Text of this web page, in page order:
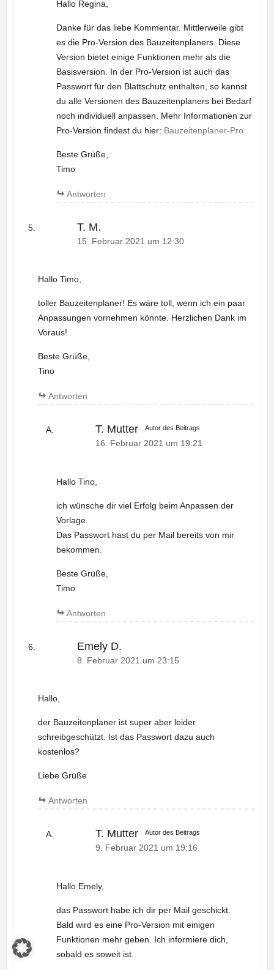
Hallo Regina,
Danke für das liebe Kommentar. Mittlerweile gibt
es die Pro-Version des Bauzeitenplaners. Diese
Version bietet einige Funktionen mehr als die
Basisversion. In der Pro-Version ist auch das
Passwort für den Blattschutz enthalten, so kannst
du alle Versionen des Bauzeitenplaners bei Bedarf
noch individuell anpassen. Mehr Informationen zur
Pro-Version findest du hier: Bauzeitenplaner-Pro
Beste Grüße,
Timo
Antworten
T. M.
15. Februar 2021 um 12:30
Hallo Timo,
toller Bauzeitenplaner! Es wäre toll, wenn ich ein paar
Anpassungen vornehmen könnte. Herzlichen Dank im
Voraus!
Beste Grüße,
Tino
Antworten
T. Mutter Autor des Beitrags
16. Februar 2021 um 19:21
Hallo Tino,
ich wünsche dir viel Erfolg beim Anpassen der
Vorlage.
Das Passwort hast du per Mail bereits von mir
bekommen.
Beste Grüße,
Timo
Antworten
Emely D.
8. Februar 2021 um 23:15
Hallo,
der Bauzeitenplaner ist super aber leider
schreibgeschützt. Ist das Passwort dazu auch
kostenlos?
Liebe Grüße
Antworten
T. Mutter Autor des Beitrags
9. Februar 2021 um 19:16
Hallo Emely,
das Passwort habe ich dir per Mail geschickt.
Bald wird es eine Pro-Version mit einigen
Funktionen mehr geben. Ich informiere dich,
sobald es soweit ist.